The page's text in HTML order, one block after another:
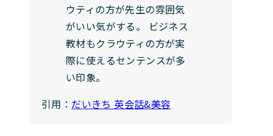
ウティの方が先生の雰囲気
がいい気がする。 ビジネス
教材もクラウティの方が実
際に使えるセンテンスが多
い印象。
引用： だいきち 英会話&美容